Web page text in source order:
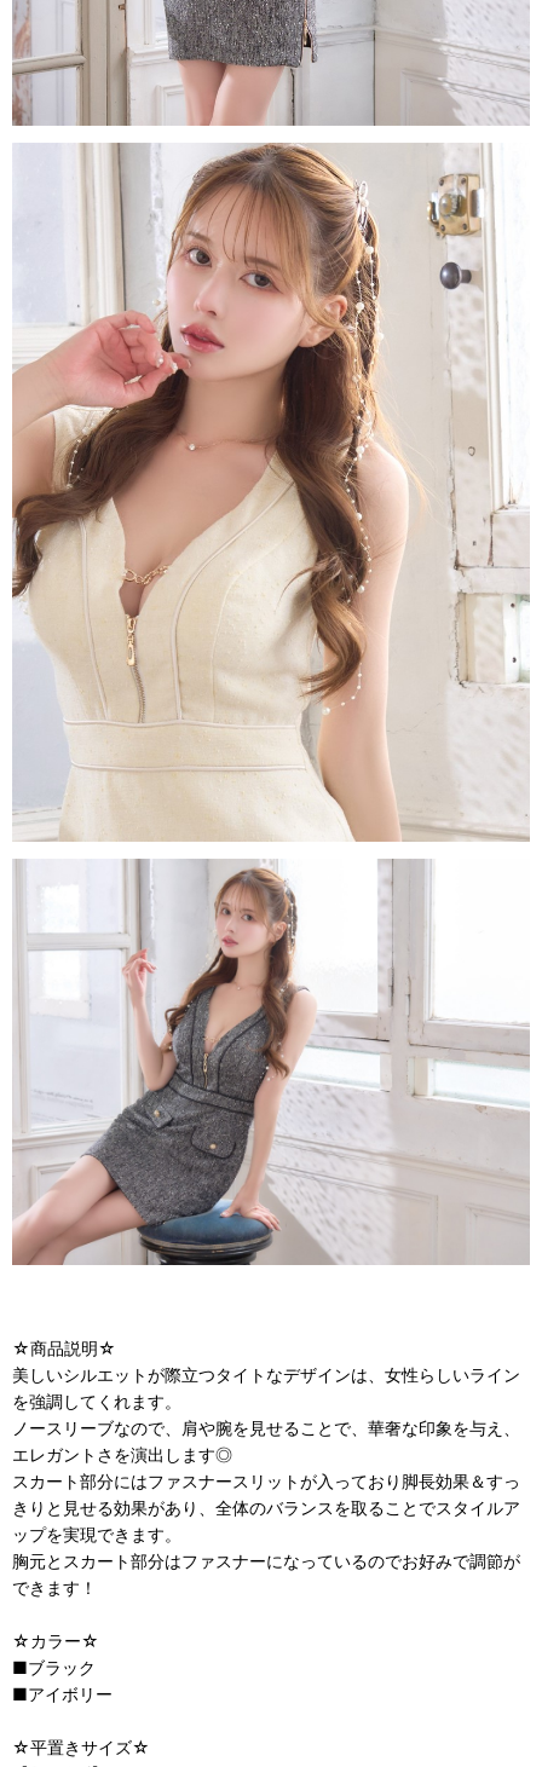
☆商品説明☆
美しいシルエットが際立つタイトなデザインは、女性らしいライン
を強調してくれます。
ノースリーブなので、肩や腕を見せることで、華奢な印象を与え、
エレガントさを演出します◎
スカート部分にはファスナースリットが入っており脚長効果＆すっ
きりと見せる効果があり、全体のバランスを取ることでスタイルア
ップを実現できます。
胸元とスカート部分はファスナーになっているのでお好みで調節が
できます！
☆カラー☆
■ブラック
■アイボリー
☆平置きサイズ☆